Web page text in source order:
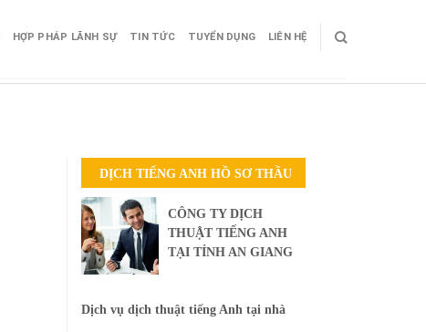
HỢP PHÁP LÃNH SỰ TIN TỨC TUYỂN DỤNG LIÊN HỆ
DỊCH TIẾNG ANH HỒ SƠ THẦU
CÔNG TY DỊCH
THUẬT TIẾNG ANH
TẠI TỈNH AN GIANG
Dịch vụ dịch thuật tiếng Anh tại nhà